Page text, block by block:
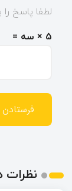
لطفا پاسخ
5 × سه =
نظرات